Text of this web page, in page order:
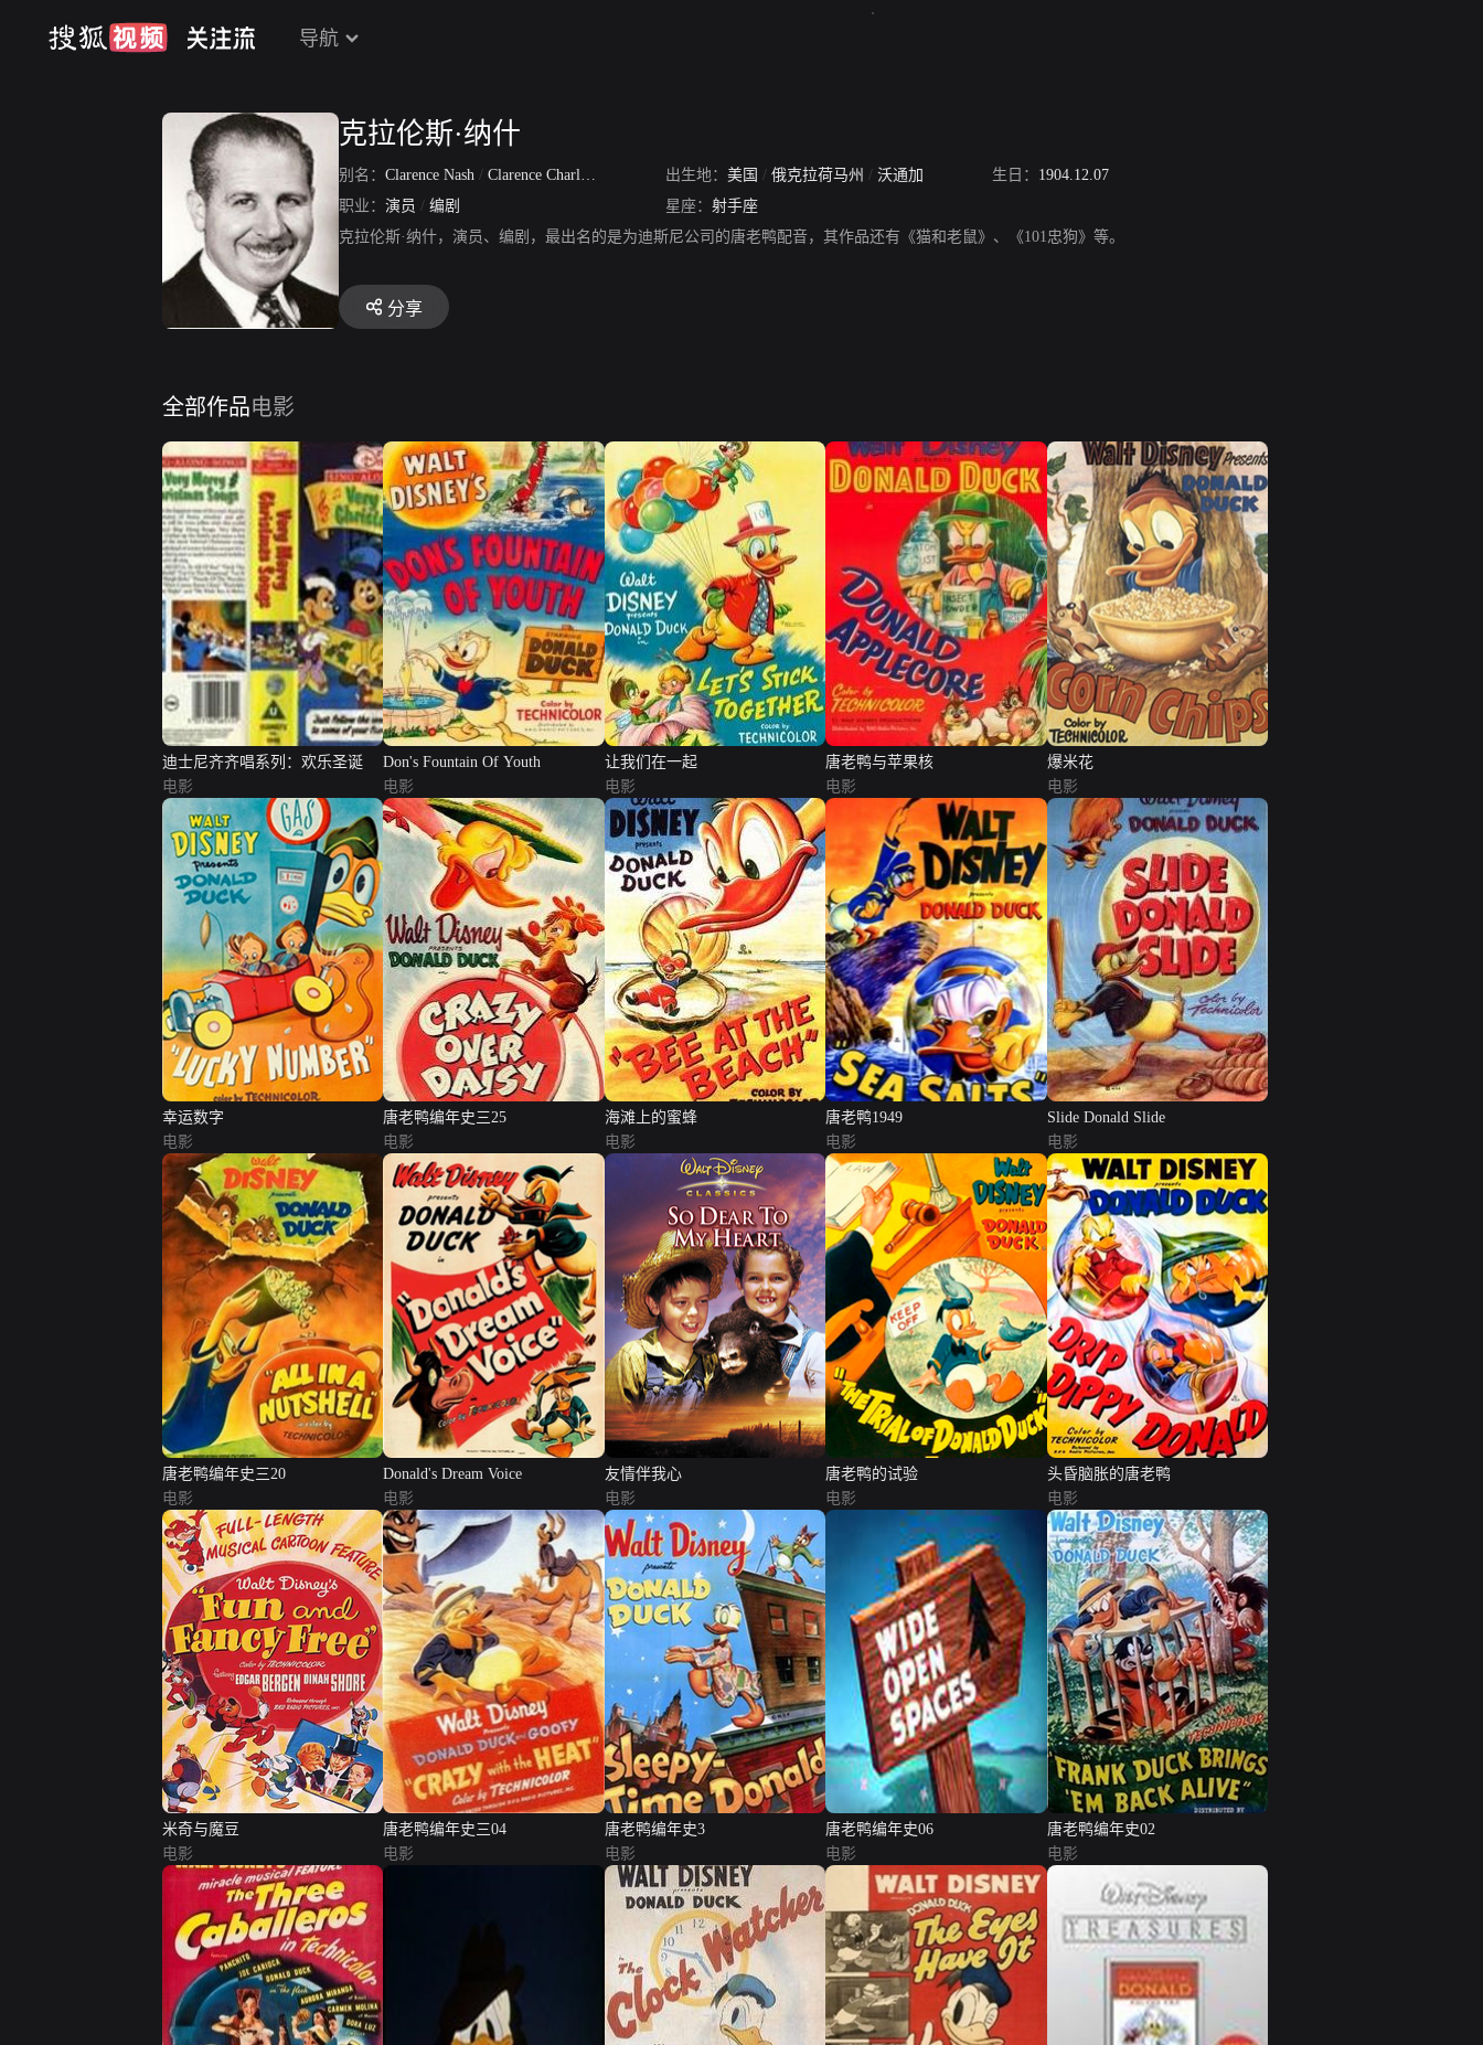
导航
克拉伦斯·纳什
别名： Clarence Nash / Clarence Charles Nash 出生地： 美国 / 俄克拉荷马州 / 沃通加 生日： 1904.12.07
职业： 演员 / 编剧 星座： 射手座
克拉伦斯·纳什，演员、编剧，最出名的是为迪斯尼公司的唐老鸭配音，其作品还有《猫和老鼠》、《101忠狗》等。
分享
全部作品电影
迪士尼齐齐唱系列：欢乐圣诞
电影
Don's Fountain Of Youth
电影
让我们在一起
电影
唐老鸭与苹果核
电影
爆米花
电影
幸运数字
电影
唐老鸭编年史三25
电影
海滩上的蜜蜂
电影
唐老鸭1949
电影
Slide Donald Slide
电影
唐老鸭编年史三20
电影
Donald's Dream Voice
电影
友情伴我心
电影
唐老鸭的试验
电影
头昏脑胀的唐老鸭
电影
米奇与魔豆
电影
唐老鸭编年史三04
电影
唐老鸭编年史3
电影
唐老鸭编年史06
电影
唐老鸭编年史02
电影